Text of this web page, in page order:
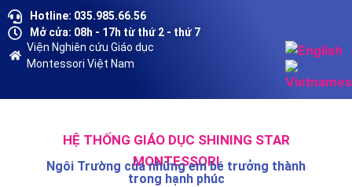
Hotline: 035.985.66.56
Mở cửa: 08h - 17h từ thứ 2 - thứ 7
Viện Nghiên cứu Giáo dục
Montessori Việt Nam
HỆ THỐNG GIÁO DỤC SHINING STAR
MONTESSORI
Ngôi Trường của những em bé trưởng thành
trong hạnh phúc